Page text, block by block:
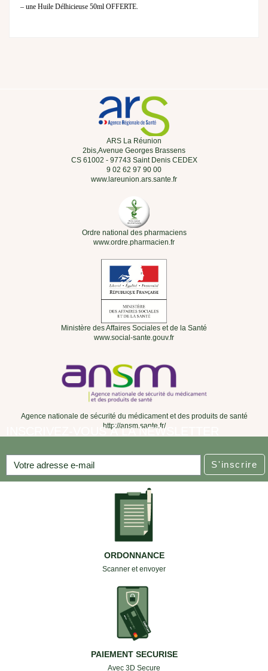
– une Huile Délhicieuse 50ml OFFERTE.
ARS La Réunion
2bis,Avenue Georges Brassens
CS 61002 - 97743 Saint Denis CEDEX
9 02 62 97 90 00
www.lareunion.ars.sante.fr
Ordre national des pharmaciens
www.ordre.pharmacien.fr
Ministère des Affaires Sociales et de la Santé
www.social-sante.gouv.fr
Agence nationale de sécurité du médicament et des produits de santé
http://ansm.sante.fr/
INSCRIVEZ-VOUS À LA NEWSLETTER
S'inscrire
ORDONNANCE
Scanner et envoyer
PAIEMENT SECURISE
Avec 3D Secure